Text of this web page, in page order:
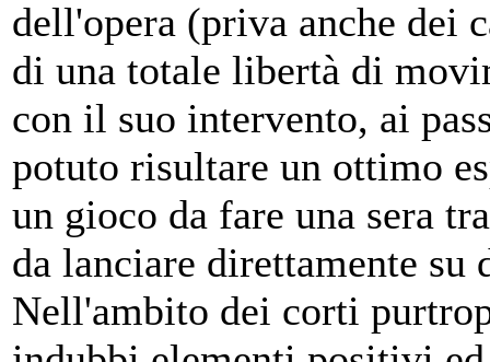
dell'opera (priva anche dei
di una totale libertà di
con il suo intervento, ai
potuto risultare un ottimo
un gioco da fare una sera
da lanciare direttamente su
Nell'ambito dei corti